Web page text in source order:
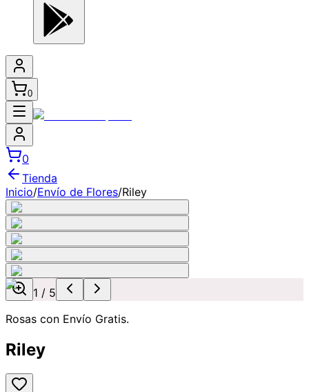
0
0
Tienda
Inicio/Envío de Flores/Riley
1 / 5
Rosas con Envío Gratis.
Riley